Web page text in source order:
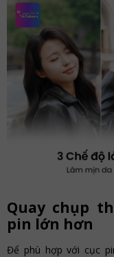
Quay chụp
pin lớn hơn
Để phù hợp với cục